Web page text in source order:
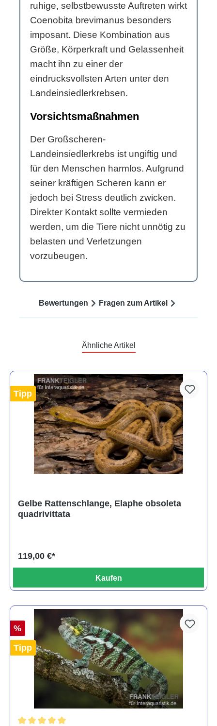
ruhige, selbstbewusste Auftreten wirkt
Coenobita brevimanus besonders
imposant. Diese Kombination aus
Größe, Körperkraft und Gelassenheit
macht ihn zu einer der
eindrucksvollsten Arten unter den
Landeinsiedlerkrebsen.
Vorsichtsmaßnahmen
Der Großscheren-
Landeinsiedlerkrebs ist ungiftig und
für den Menschen harmlos. Aufgrund
seiner kräftigen Scheren kann er
jedoch bei Stress deutlich zwicken.
Direkter Kontakt sollte vermieden
werden, um die Tiere nicht unnötig zu
belasten und Verletzungen
vorzubeugen.
Bewertungen Fragen zum Artikel
Ähnliche Artikel
Tipp
Gelbe Rattenschlange, Elaphe obsoleta
quadrivittata
119,00 €*
Kaufen
%
Tipp